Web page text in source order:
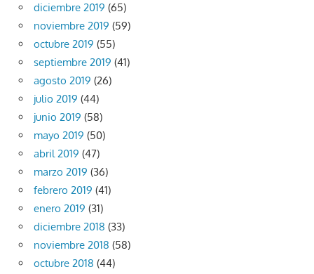
diciembre 2019 (65)
noviembre 2019 (59)
octubre 2019 (55)
septiembre 2019 (41)
agosto 2019 (26)
julio 2019 (44)
junio 2019 (58)
mayo 2019 (50)
abril 2019 (47)
marzo 2019 (36)
febrero 2019 (41)
enero 2019 (31)
diciembre 2018 (33)
noviembre 2018 (58)
octubre 2018 (44)